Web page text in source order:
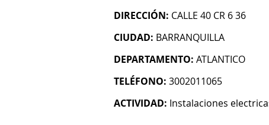
DIRECCIÓN: CALLE 40 CR 6 36
CIUDAD: BARRANQUILLA
DEPARTAMENTO: ATLANTICO
TELÉFONO: 3002011065
ACTIVIDAD: Instalaciones